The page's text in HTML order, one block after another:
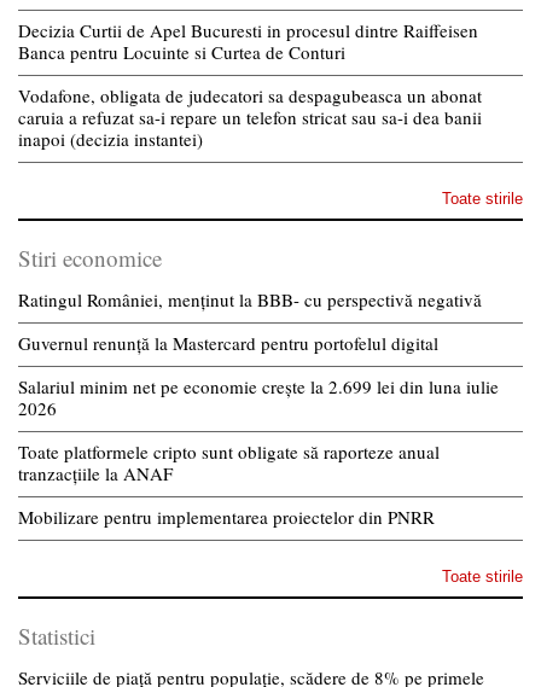
Decizia Curtii de Apel Bucuresti in procesul dintre Raiffeisen
Banca pentru Locuinte si Curtea de Conturi
Vodafone, obligata de judecatori sa despagubeasca un abonat
caruia a refuzat sa-i repare un telefon stricat sau sa-i dea banii
inapoi (decizia instantei)
Toate stirile
Stiri economice
Ratingul României, menținut la BBB- cu perspectivă negativă
Guvernul renunță la Mastercard pentru portofelul digital
Salariul minim net pe economie crește la 2.699 lei din luna iulie
2026
Toate platformele cripto sunt obligate să raporteze anual
tranzacțiile la ANAF
Mobilizare pentru implementarea proiectelor din PNRR
Toate stirile
Statistici
Serviciile de piață pentru populație, scădere de 8% pe primele